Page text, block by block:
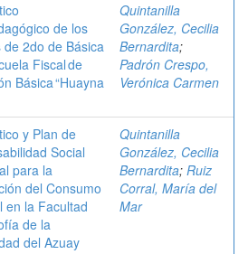
de los
de 2do de Básica
Fiscal de
Básica “Huayna
Quintanilla
González, Cecilia
Bernardita;
Padrón Crespo,
Verónica Carmen
y Plan de
Social
para la
del Consumo
en la Facultad
de la
del Azuay
Quintanilla
González, Cecilia
Bernardita; Ruiz
Corral, María del
Mar